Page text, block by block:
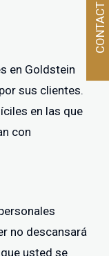
CONTACT
en Goldstein
sus clientes.
en las que
con
no descansará
usted se